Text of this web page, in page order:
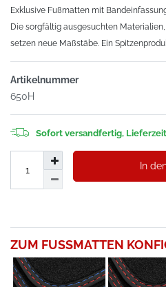
Exklusive Fußmatten mit
Die sorgfältig ausgesuchten
setzen neue Maßstäbe. Ein
Artikelnummer
650H
Sofort versandfertig,
In
ZUM FUSSMATTEN